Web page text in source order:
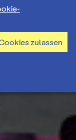
zulassen